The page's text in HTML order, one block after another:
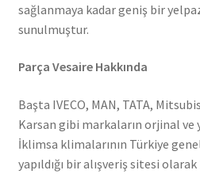
sağlanmaya kadar geniş bir
sunulmuştur.
Parça Vesaire Hakkında
Başta IVECO, MAN, TATA,
Karsan gibi markaların orjinal ve
İklimsa klimalarının Türkiye
yapıldığı bir alışveriş sitesi